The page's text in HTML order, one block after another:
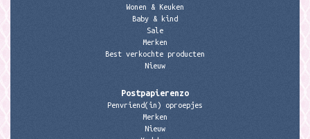
Wonen & Keuken
Baby & kind
Sale
Merken
Best verkochte producten
Nieuw
Postpapierenzo
Penvriend(in) oproepjes
Merken
Nieuw